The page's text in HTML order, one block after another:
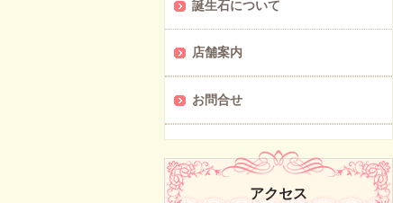
誕生石について
店舗案内
お問合せ
アクセス